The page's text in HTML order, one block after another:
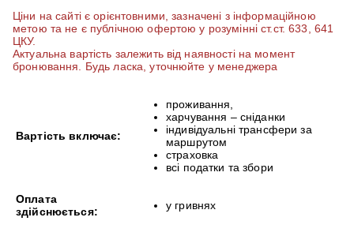
Ціни на сайті є орієнтовними, зазначені з інформаційною
метою та не є публічною офертою у розумінні ст.ст. 633, 641
ЦКУ.
Актуальна вартість залежить від наявності на момент
бронювання. Будь ласка, уточнюйте у менеджера
Вартість включає:
проживання,
харчування – сніданки
індивідуальні трансфери за
маршрутом
страховка
всі податки та збори
Оплата
здійснюється:
у гривнях